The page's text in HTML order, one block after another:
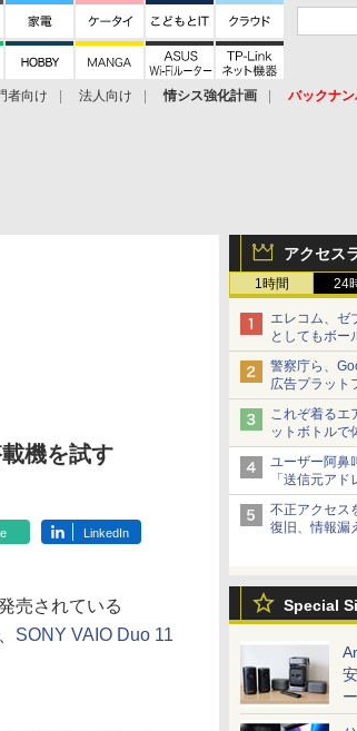
者向け 法人向け 情シス強化計画
バックナ
アクセス
1時間 24
エレコム、ゼ
としてもボー
スツーウェ
えずに書き込
警察庁ら、
広告プラット
広告」対策
使った投資詐
これぞ着る
ットボトルで
ードバイクに
ど！その14】
ユーザー阿鼻
「送信元ア
【やじうま
不正アクセス
復旧、情報漏
Special
機を試す
LinkedIn
売されている
SONY VAIO Duo 11